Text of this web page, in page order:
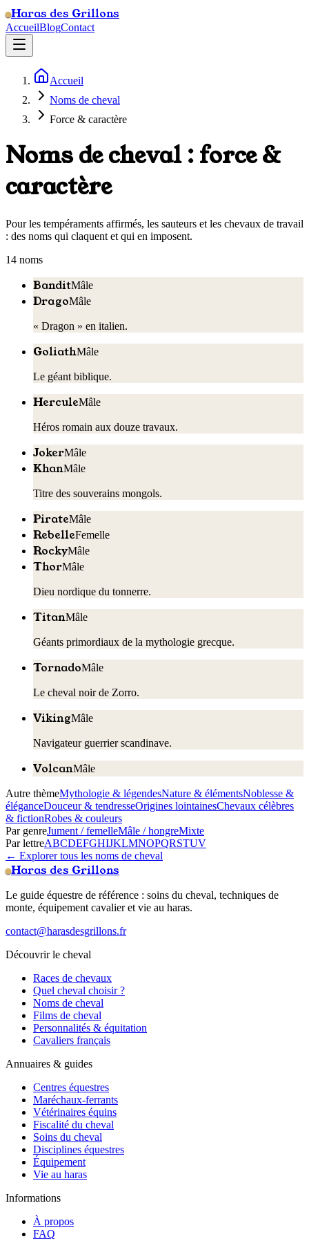
Haras des Grillons
AccueilBlogContact
Accueil
Noms de cheval
Force & caractère
Noms de cheval : force &
caractère
Pour les tempéraments affirmés, les sauteurs et les chevaux de travail
: des noms qui claquent et qui en imposent.
14 noms
BanditMâle
DragoMâle
« Dragon » en italien.
GoliathMâle
Le géant biblique.
HerculeMâle
Héros romain aux douze travaux.
JokerMâle
KhanMâle
Titre des souverains mongols.
PirateMâle
RebelleFemelle
RockyMâle
ThorMâle
Dieu nordique du tonnerre.
TitanMâle
Géants primordiaux de la mythologie grecque.
TornadoMâle
Le cheval noir de Zorro.
VikingMâle
Navigateur guerrier scandinave.
VolcanMâle
Autre thèmeMythologie & légendesNature & élémentsNoblesse &
éléganceDouceur & tendresseOrigines lointainesChevaux célèbres
& fictionRobes & couleurs
Par genreJument / femelleMâle / hongreMixte
Par lettreABCDEFGHIJKLMNOPQRSTUV
← Explorer tous les noms de cheval
Haras des Grillons
Le guide équestre de référence : soins du cheval, techniques de
monte, équipement cavalier et vie au haras.
contact@harasdesgrillons.fr
Découvrir le cheval
Races de chevaux
Quel cheval choisir ?
Noms de cheval
Films de cheval
Personnalités & équitation
Cavaliers français
Annuaires & guides
Centres équestres
Maréchaux-ferrants
Vétérinaires équins
Fiscalité du cheval
Soins du cheval
Disciplines équestres
Équipement
Vie au haras
Informations
À propos
FAQ